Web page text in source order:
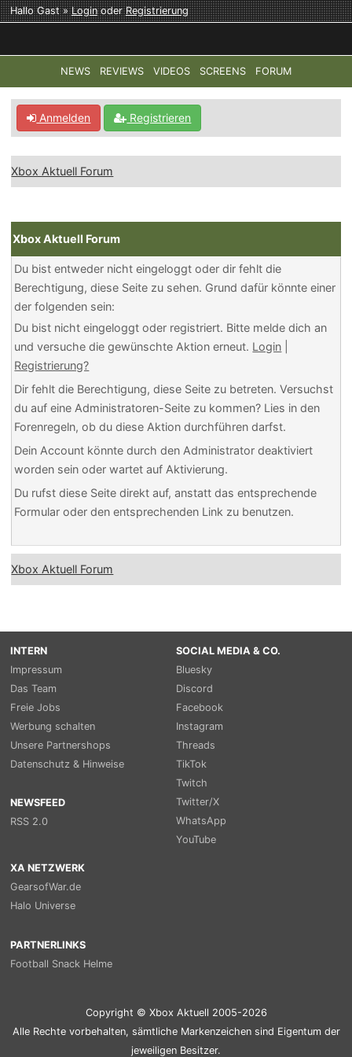
Hallo Gast »LoginoderRegistrierung
NEWS REVIEWS VIDEOS SCREENS FORUM
TOP-THEMEN: COD: MODERN WARFARE 4 HALO:
Anmelden Registrieren
Xbox Aktuell Forum
Xbox Aktuell Forum
Du bist entweder nicht eingeloggt oder dir fehlt die
Berechtigung, diese Seite zu sehen. Grund dafür könnte einer
der folgenden sein:
Du bist nicht eingeloggt oder registriert. Bitte melde dich an
und versuche die gewünschte Aktion erneut. Login
Registrierung?
Dir fehlt die Berechtigung, diese Seite zu betreten. Versuchst
du auf eine Administratoren-Seite zu kommen? Lies in den
Forenregeln, ob du diese Aktion durchführen darfst.
Dein Account könnte durch den Administrator deaktiviert
worden sein oder wartet auf Aktivierung.
Du rufst diese Seite direkt auf, anstatt das entsprechende
Formular oder den entsprechenden Link zu benutzen.
Xbox Aktuell Forum
INTERN
Impressum
Das Team
Freie Jobs
Werbung schalten
Unsere Partnershops
Datenschutz & Hinweise
NEWSFEED
RSS 2.0
SOCIAL MEDIA & CO.
Bluesky
Discord
Facebook
Instagram
Threads
TikTok
Twitch
Twitter/X
WhatsApp
YouTube
XA NETZWERK
GearsofWar.de
Halo Universe
PARTNERLINKS
Football Snack Helme
Copyright © Xbox Aktuell 2005-2026
Alle Rechte vorbehalten, sämtliche Markenzeichen sind Eigentum der
jeweiligen Besitzer.